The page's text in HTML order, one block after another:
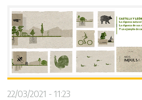
22/03/2021 - 11:23